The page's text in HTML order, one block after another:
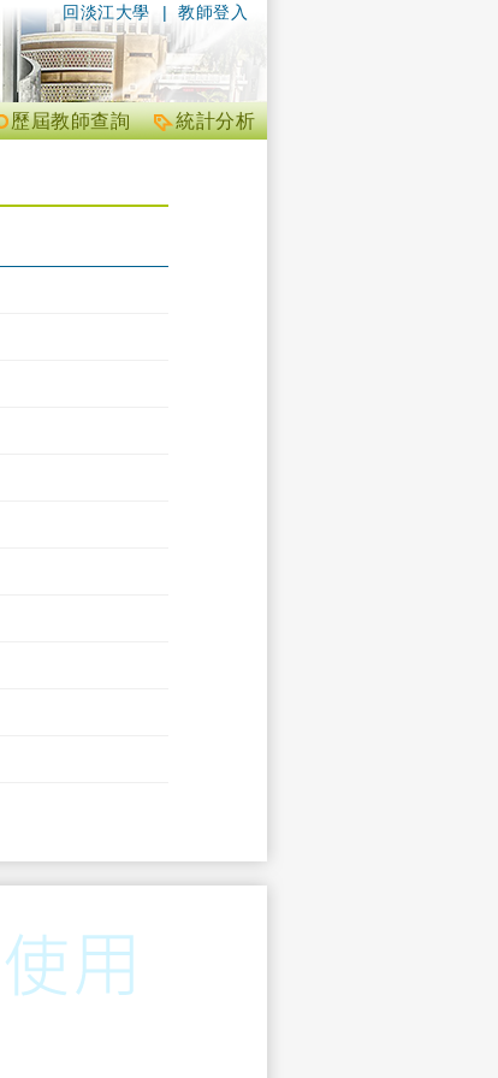
| 教師登入
回淡江大學
統計分析
歷屆教師查詢